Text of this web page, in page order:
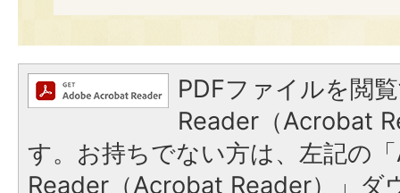
PDFファイルを閲
Reader（Acrobat
す。お持ちでない方は、左記の
Reader（Acrobat Reader）」ダ